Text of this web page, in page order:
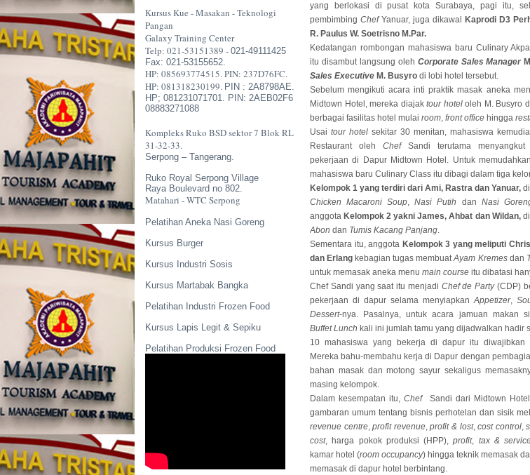
Kursus Kue - Masakan - Teknologi
Pangan
Galaxy Training Center
Telp: 021-53151389 - 021-49111425
Fax: 021-53155652.
HP: 085693774515. PIN: 237D76FC.
HP: 081318230199. PIN : 2A8798AE.
HP; 081231071701. PIN: 2AEB02F6
08883271088
Kompleks Ruko BSD sektor 7 Blok RL
31-32-33.
Serpong – Tangerang.
Ruko Royal Serpong Village
Raya Boulevard no 802.
Matahari - WTC Serpong
Pelatihan Aneka Nasi Goreng
Kursus Burger
Kursus Industri Sosis
Kursus Martabak Bangka
Pelatihan Industri Frozen Food
Kursus Lapis Legit & Sepiku
Pelatihan Produksi Frozen Food
yang berlokasi di pusat kota Surabaya, pagi itu,
pembimbing ChefYanuar, juga dikawal
Kaprodi D3
R. Paulus W. Soetrisno M.Par.
Kedatangan rombongan mahasiswa baru Culinary
itu disambut langsung oleh Corporate Sales Manager
Sales Executive M. Busyro di lobi hotel tersebut.
Sebelum mengikuti acara inti praktik masak aneka
Midtown Hotel, mereka diajak tour hoteloleh M. Busyro
berbagai fasilitas hotel mulai room, front office hingga
Usai tour hotel sekitar 30 menitan, mahasiswa
Restaurant oleh ChefSandi terutama menyangkut
pekerjaan di Dapur Midtown Hotel. Untuk
mahasiswa baru Culinary Class itu dibagi dalam tiga
Kelompok 1 yang terdiri dari Ami, Rastra dan Yanuar,
Chicken Macaroni Soup,Nasi Putih dan Nasi
anggota Kelompok 2 yakni James, Ahbat dan Wildan,
Abon dan Tumis Kacang Panjang.
Sementara itu, anggota Kelompok 3 yang meliputi
dan Erlang kebagian tugas membuatAyam Kremesdan
untuk memasak aneka menu main course itu dibatasi
Chef Sandi yang saat itu menjadi Chef de Party(CDP)
pekerjaan di dapur selama menyiapkanAppetizer,
Dessert-nya. Pasalnya, untuk acara jamuan makan
Buffet Lunch kali ini jumlah tamu yang dijadwalkan hadir
10 mahasiswa yang bekerja di dapur itu diwajibkan
Mereka bahu-membahu kerja di Dapur dengan
bahan masak dan motong sayur sekaligus
masing kelompok.
Dalam kesempatan itu, Chef
Sandi dari Midtown
gambaran umum tentang bisnis perhotelan dan sisik
revenue centre,profit revenue,profit & lost,cost control,
cost, harga pokok produksi (HPP),profit, tax &
kamar hotel (room occupancy) hingga teknik memasak
memasak di dapur hotel berbintang.